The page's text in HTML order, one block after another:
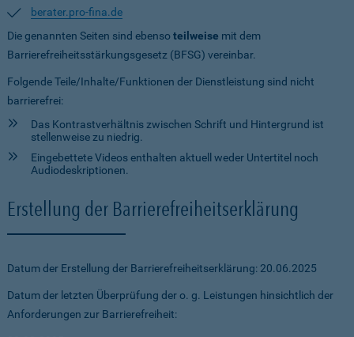
berater.pro-fina.de
Die genannten Seiten sind ebensoteilweise mit dem
Barrierefreiheitsstärkungsgesetz (BFSG) vereinbar.
Folgende Teile/Inhalte/Funktionen der Dienstleistung sind nicht
barrierefrei:
Das Kontrastverhältnis zwischen Schrift und Hintergrund ist
stellenweise zu niedrig.
Eingebettete Videos enthalten aktuell weder Untertitel noch
Audiodeskriptionen.
Erstellung der Barrierefreiheitserklärung
Datum der Erstellung der Barrierefreiheitserklärung: 20.06.2025
Datum der letzten Überprüfung der o. g. Leistungen hinsichtlich der
Anforderungen zur Barrierefreiheit: